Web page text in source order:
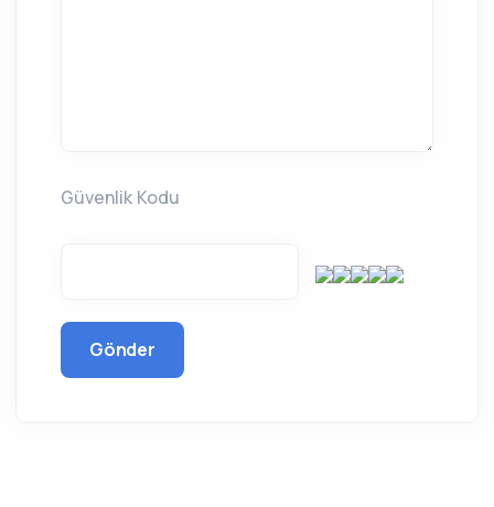
Güvenlik Kodu
Gönder